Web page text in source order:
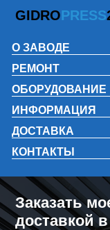
GIDROPRESS
О ЗАВОДЕ
РЕМОНТ
ОБОРУДОВАНИЕ
ИНФОРМАЦИЯ
ДОСТАВКА
КОНТАКТЫ
Заказать
доставкой